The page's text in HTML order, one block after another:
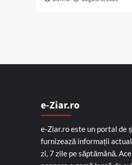
e-Ziar.ro
e-Ziar.ro este un portal de
furnizează informații
zi, 7 zile pe săptămână.